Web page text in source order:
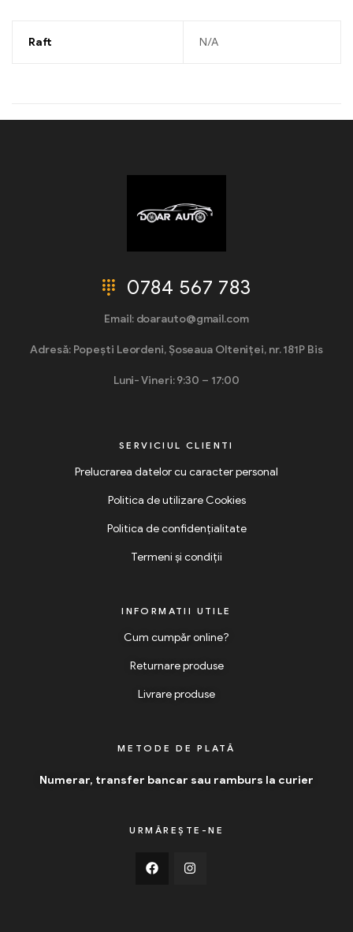
Raft N/A
0784 567 783
Email: doarauto@gmail.com
Adresă: Popești Leordeni, Șoseaua Olteniței, nr. 181P Bis
Luni- Vineri: 9:30 – 17:00
SERVICIUL CLIENTI
Prelucrarea datelor cu caracter personal
Politica de utilizare Cookies
Politica de confidențialitate
Termeni și condiții
INFORMATII UTILE
Cum cumpăr online?
Returnare produse
Livrare produse
METODE DE PLATĂ
Numerar, transfer bancar sau ramburs la curier
URMĂREȘTE-NE